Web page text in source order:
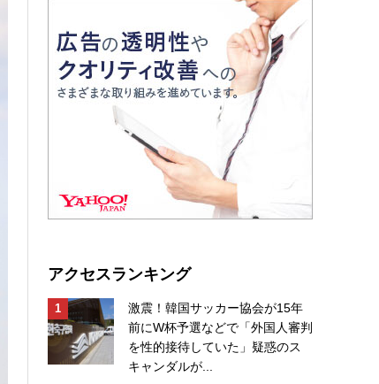
アクセスランキング
激震！韓国サッカー協会が15年
前にW杯予選などで「外国人審判
を性的接待していた」疑惑のス
キャンダルが...